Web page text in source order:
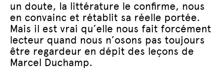
un doute, la littérature le confirme, nous
en convainc et rétablit sa réelle portée.
Mais il est vrai qu’elle nous fait forcément
lecteur quand nous n’osons pas toujours
être regardeur en dépit des leçons de
Marcel Duchamp.